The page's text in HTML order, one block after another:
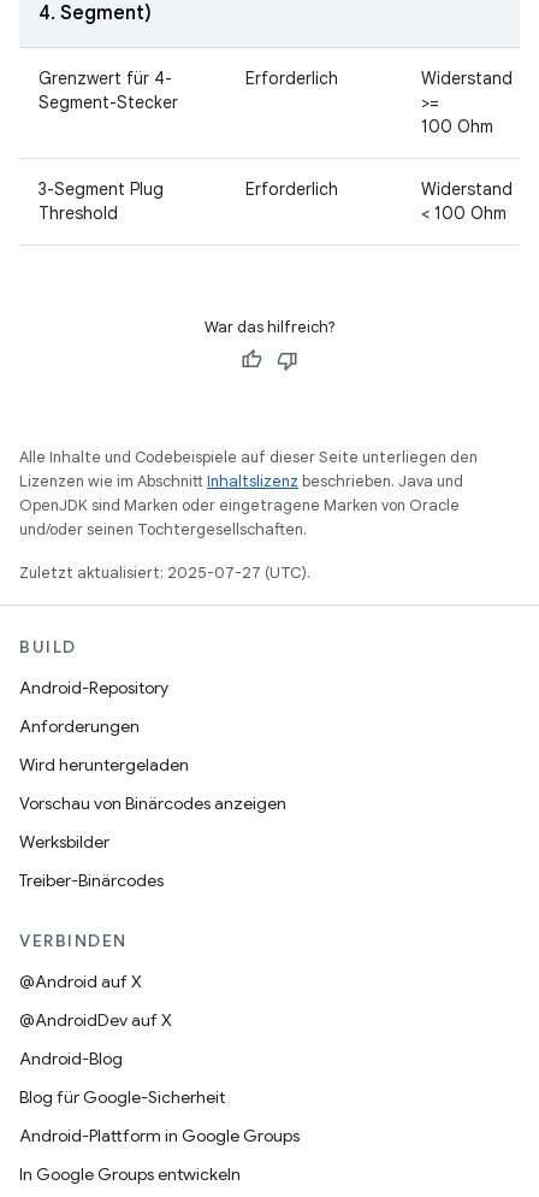
4. Segment)
Grenzwert für 4-
Segment-Stecker
Erforderlich
Widerstand
>=
100 Ohm
3-Segment Plug
Threshold
Erforderlich
Widerstand
< 100 Ohm
War das hilfreich?
Alle Inhalte und Codebeispiele auf dieser Seite unterliegen den
Lizenzen wie im AbschnittInhaltslizenz beschrieben. Java und
OpenJDK sind Marken oder eingetragene Marken von Oracle
und/oder seinen Tochtergesellschaften.
Zuletzt aktualisiert: 2025-07-27 (UTC).
BUILD
Android-Repository
Anforderungen
Wird heruntergeladen
Vorschau von Binärcodes anzeigen
Werksbilder
Treiber-Binärcodes
VERBINDEN
@Android auf X
@AndroidDev auf X
Android-Blog
Blog für Google-Sicherheit
Android-Plattform in Google Groups
In Google Groups entwickeln